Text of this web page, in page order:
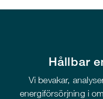
Hållbar
Vi bevakar,
energiförsörjning i